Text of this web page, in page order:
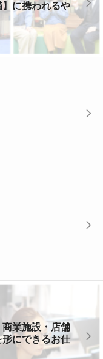
に携われるや
業施設・店舗
にできるお仕